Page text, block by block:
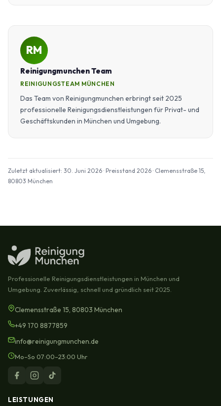
RM
Reinigungmunchen Team
REINIGUNGSTEAM MÜNCHEN
Das Team von Reinigungmunchen erbringt seit 2025
professionelle Reinigungsdienstleistungen für Privat- und
Geschäftskunden in München und Umgebung.
Zuletzt aktualisiert: 30. Juni 2026 · Preisstand 2026 · Clemensstraße 15,
80803 München
Professionelle Reinigungsdienstleistungen in München und
Umgebung. Zuverlässig, schnell und gründlich seit 2025.
Clemensstraße 15, 80803 München
+49 170 8877859
info@reinigungmunchen.de
Mo–So 07:00–23:00 Uhr
LEISTUNGEN